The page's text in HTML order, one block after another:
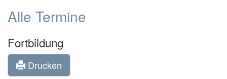
Alle Termine
Fortbildung
Drucken